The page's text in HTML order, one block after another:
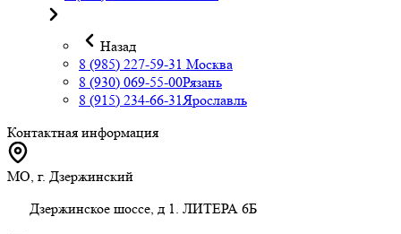
Назад
8 (985) 227-59-31 Москва
8 (930) 069-55-00Рязань
8 (915) 234-66-31Ярославль
Контактная информация
МО, г. Дзержинский
Дзержинское шоссе, д 1. ЛИТЕРА 6Б